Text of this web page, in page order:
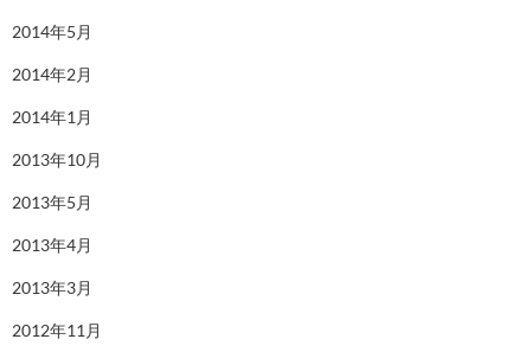
2014年5月
2014年2月
2014年1月
2013年10月
2013年5月
2013年4月
2013年3月
2012年11月